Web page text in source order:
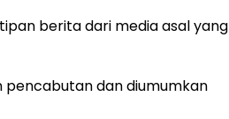
berita dari media asal yang
pencabutan dan diumumkan